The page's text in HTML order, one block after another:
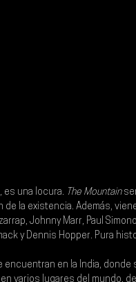
es una locura. The Mountain
de la existencia. Además,
, Johnny Marr, Paul
y Dennis Hopper. Pura
encuentran en la India,
varios lugares del mundo,